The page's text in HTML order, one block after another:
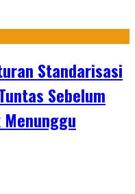
Standarisasi
Sebelum